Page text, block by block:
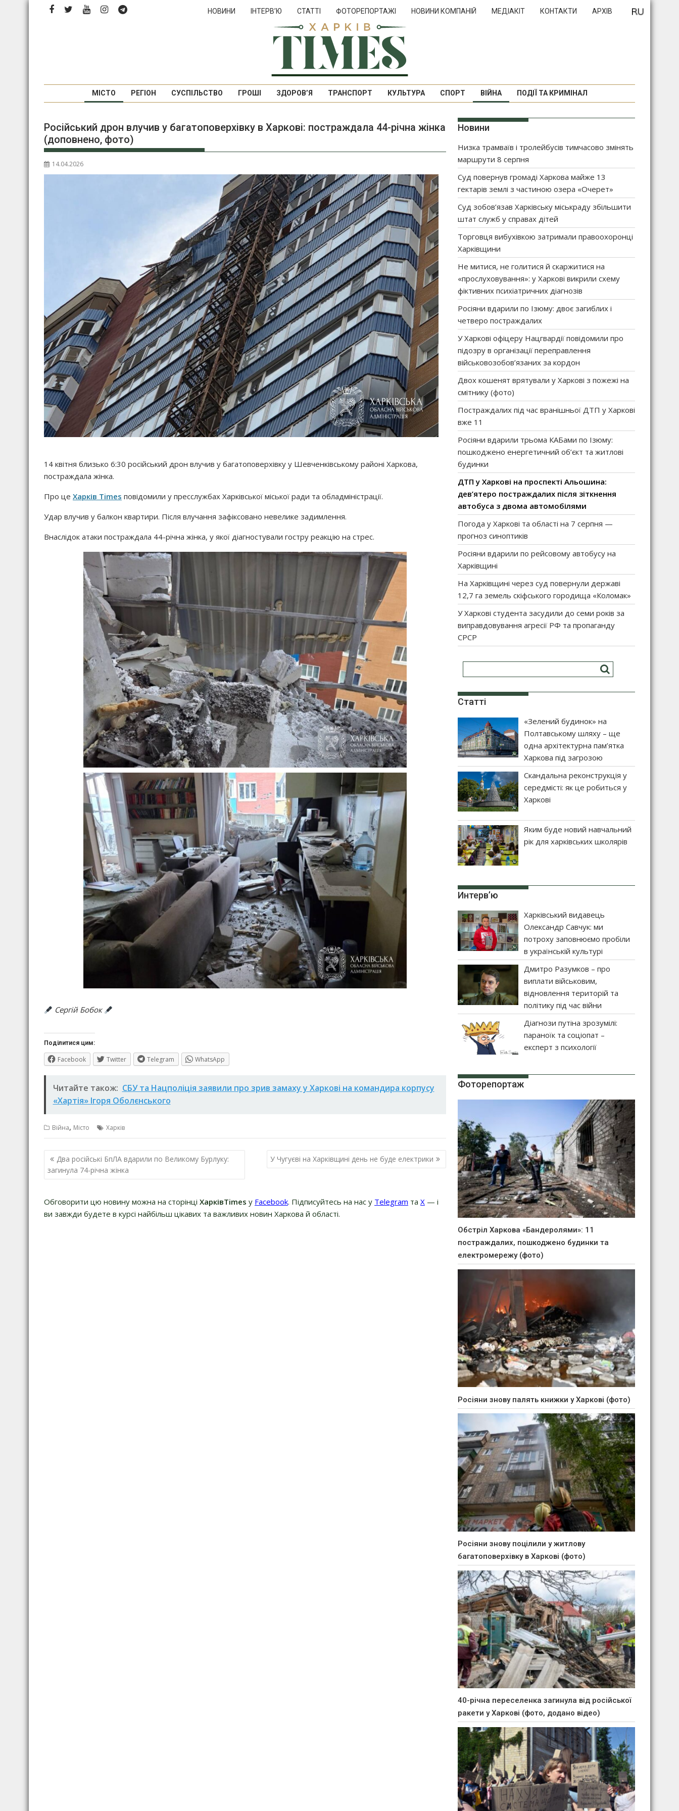
Перейти
НОВИНИ ІНТЕРВ’Ю СТАТТІ ФОТОРЕПОРТАЖІ НОВИНИ КОМПАНІЙ МЕДІАКІТ КОНТАКТИ АРХІВ
МІСТО РЕГІОН СУСПІЛЬСТВО ГРОШІ ЗДОРОВ’Я ТРАНСПОРТ КУЛЬТУРА СПОРТ ВІЙНА ПОДІЇ ТА КРИМІНАЛ
Російський дрон влучив у багатоповерхівку в Харкові: постраждала 44-річна жінка
(доповнено, фото)
14.04.2026
14 квітня близько 6:30 російський дрон влучив у багатоповерхівку у Шевченківському районі Харкова,
постраждала жінка.
Про це Харків Times повідомили у пресслужбах Харківської міської ради та обладміністрації.
Удар влучив у балкон квартири. Після влучання зафіксовано невелике задимлення.
Внаслідок атаки постраждала 44-річна жінка, у якої діагностували гостру реакцію на стрес.
Сергій Бобок
Поділитися цим:
Facebook Twitter Telegram WhatsApp
Читайте також: СБУ та Нацполіція заявили про зрив замаху у Харкові на командира корпусу
«Хартія» Ігоря Оболєнського
Війна, Місто Харків
Навігація
записів
Два російські БпЛА вдарили по Великому Бурлуку:
загинула 74-річна жінка
У Чугуєві на Харківщині день не буде електрики
Обговорити цю новину можна на сторінці ХарківTimes у Facebook. Підписуйтесь на нас у Telegram та Х — і
ви завжди будете в курсі найбільш цікавих та важливих новин Харкова й області.
Новини
Низка трамваїв і тролейбусів тимчасово змінять
маршрути 8 серпня
Суд повернув громаді Харкова майже 13
гектарів землі з частиною озера «Очерет»
Суд зобов’язав Харківську міськраду збільшити
штат служб у справах дітей
Торговця вибухівкою затримали правоохоронці
Харківщини
Не митися, не голитися й скаржитися на
«прослуховування»: у Харкові викрили схему
фіктивних психіатричних діагнозів
Росіяни вдарили по Ізюму: двоє загиблих і
четверо постраждалих
У Харкові офіцеру Нацгвардії повідомили про
підозру в організації переправлення
військовозобов’язаних за кордон
Двох кошенят врятували у Харкові з пожежі на
смітнику (фото)
Постраждалих під час вранішньої ДТП у Харкові
вже 11
Росіяни вдарили трьома КАБами по Ізюму:
пошкоджено енергетичний об’єкт та житлові
будинки
ДТП у Харкові на проспекті Альошина:
дев’ятеро постраждалих після зіткнення
автобуса з двома автомобілями
Погода у Харкові та області на 7 серпня —
прогноз синоптиків
Росіяни вдарили по рейсовому автобусу на
Харківщині
На Харківщині через суд повернули державі
12,7 га земель скіфського городища «Коломак»
У Харкові студента засудили до семи років за
виправдовування агресії РФ та пропаганду
СРСР
Статті
«Зелений будинок» на
Полтавському шляху – ще
одна архітектурна пам’ятка
Харкова під загрозою
Скандальна реконструкція у
середмісті: як це робиться у
Харкові
Яким буде новий навчальний
рік для харківських школярів
Интерв’ю
Харківський видавець
Олександр Савчук: ми
потроху заповнюємо пробіли
в українській культурі
Дмитро Разумков – про
виплати військовим,
відновлення територій та
політику під час війни
Діагнози путіна зрозумілі:
параноїк та соціопат –
експерт з психології
Фоторепортаж
Обстріл Харкова «Бандеролями»: 11
постраждалих, пошкоджено будинки та
електромережу (фото)
Росіяни знову палять книжки у Харкові (фото)
Росіяни знову поцілили у житлову
багатоповерхівку в Харкові (фото)
40-річна переселенка загинула від російської
ракети у Харкові (фото, додано відео)